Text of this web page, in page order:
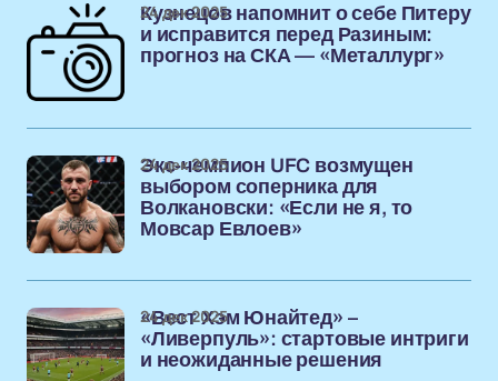
Кузнецов напомнит о себе Питеру
и исправится перед Разиным:
прогноз на СКА — «Металлург»
24 дек 2025
Экс-чемпион UFC возмущен
выбором соперника для
Волкановски: «Если не я, то
Мовсар Евлоев»
24 дек 2025
«Вест Хэм Юнайтед» –
«Ливерпуль»: стартовые интриги
и неожиданные решения
24 дек 2025